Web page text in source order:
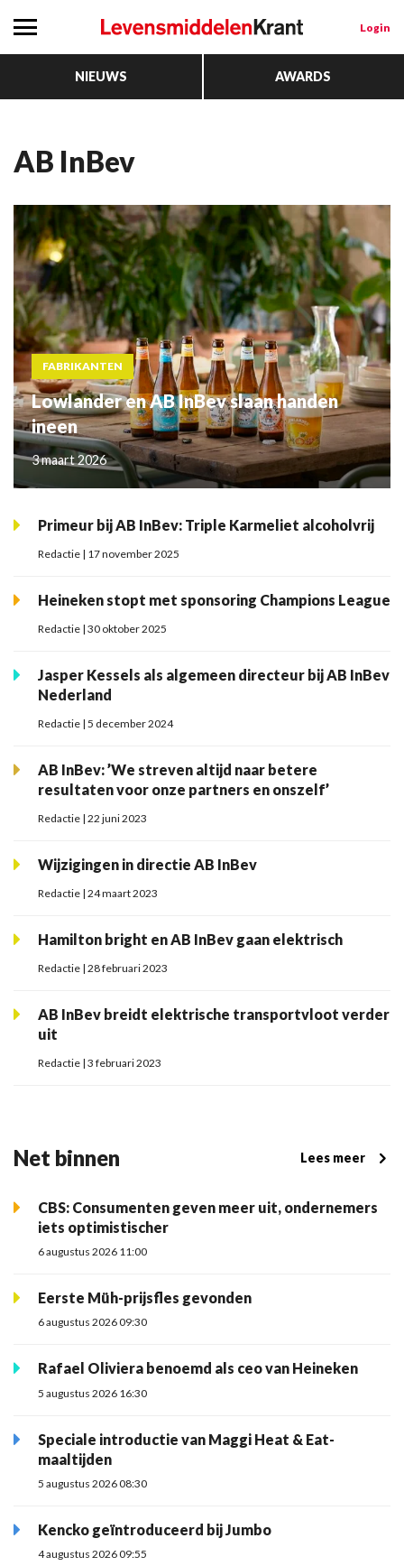
Login
NIEUWS AWARDS
AB InBev
FABRIKANTEN
Lowlander en AB InBev slaan handen
ineen
3 maart 2026
Primeur bij AB InBev: Triple Karmeliet alcoholvrij
Redactie | 17 november 2025
Heineken stopt met sponsoring Champions League
Redactie | 30 oktober 2025
Jasper Kessels als algemeen directeur bij AB InBev
Nederland
Redactie | 5 december 2024
AB InBev: ’We streven altijd naar betere
resultaten voor onze partners en onszelf’
Redactie | 22 juni 2023
Wijzigingen in directie AB InBev
Redactie | 24 maart 2023
Hamilton bright en AB InBev gaan elektrisch
Redactie | 28 februari 2023
AB InBev breidt elektrische transportvloot verder
uit
Redactie | 3 februari 2023
Net binnen Lees meer
CBS: Consumenten geven meer uit, ondernemers
iets optimistischer
6 augustus 2026 11:00
Eerste Müh-prijsfles gevonden
6 augustus 2026 09:30
Rafael Oliviera benoemd als ceo van Heineken
5 augustus 2026 16:30
Speciale introductie van Maggi Heat & Eat-
maaltijden
5 augustus 2026 08:30
Kencko geïntroduceerd bij Jumbo
4 augustus 2026 09:55